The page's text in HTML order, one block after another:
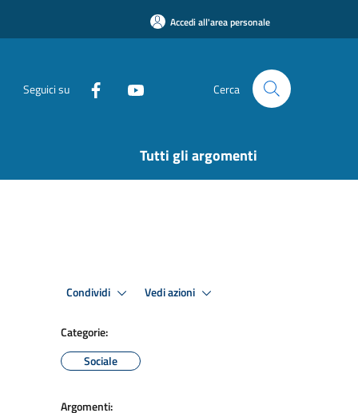
Accedi all'area personale
Seguici su Cerca
Tutti gli argomenti
Condividi Vedi azioni
Categorie:
Sociale
Argomenti: